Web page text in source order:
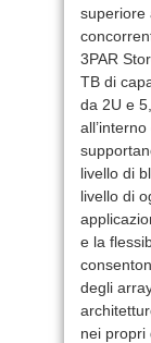
superiore
3PAR
TB di
da 2U e
livello di
livello di
e la
degli
nei propri